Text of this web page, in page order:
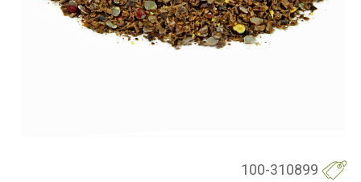
100-310899